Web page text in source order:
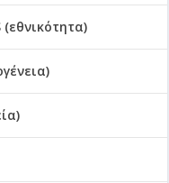
(εθνικότητα)